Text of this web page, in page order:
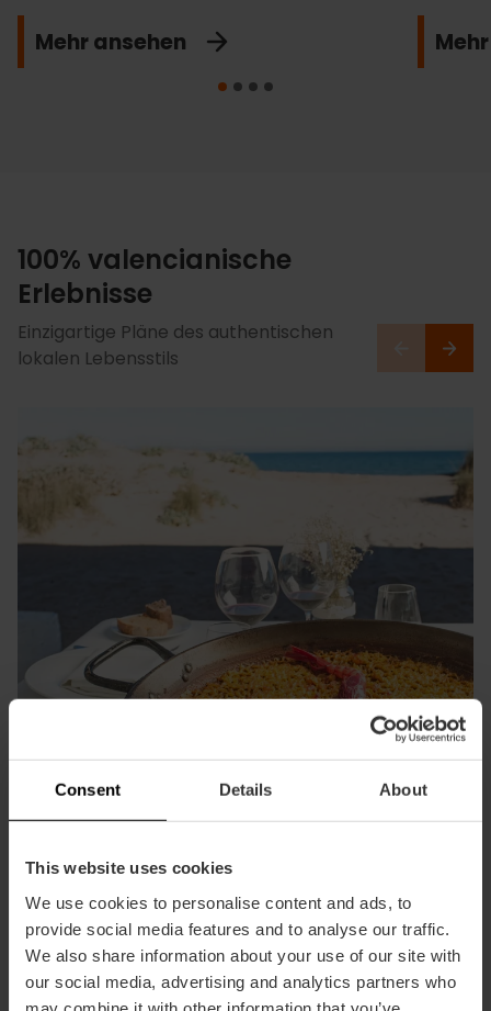
Consent Details About
This website uses cookies
We use cookies to personalise content and ads, to
provide social media features and to analyse our traffic.
We also share information about your use of our site with
our social media, advertising and analytics partners who
Mehr ansehen
100% valencianische
Erlebnisse
Einzigartige Pläne des authentischen
lokalen Lebensstils
Genießen Sie eine Paella am Mittelmeer
Da die Paella hier erfunden wurde, können Sie Valencia